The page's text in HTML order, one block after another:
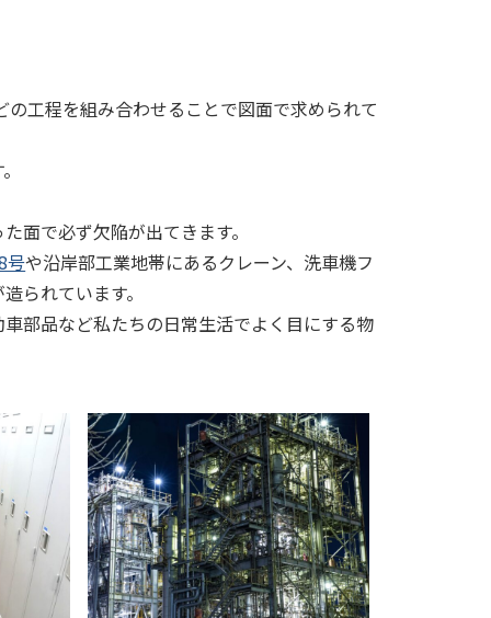
工程を組み合わせることで図面で求められて
面で必ず欠陥が出てきます。
号や沿岸部工業地帯にあるクレーン、洗車機フ
られています。
部品など私たちの日常生活でよく目にする物